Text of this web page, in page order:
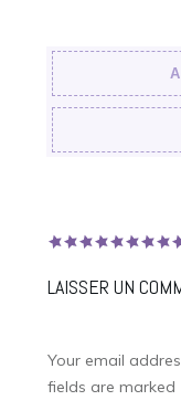
LAISSER UN
Your email
fields are marked